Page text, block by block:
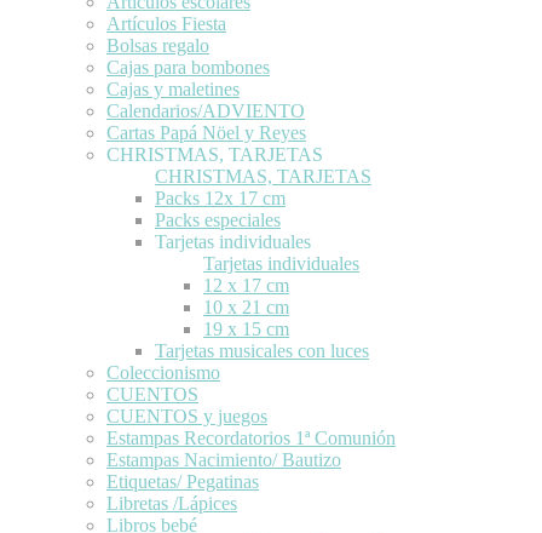
Artículos Fiesta
Bolsas regalo
Cajas para bombones
Cajas y maletines
Calendarios/ADVIENTO
Cartas Papá Nöel y Reyes
CHRISTMAS, TARJETAS
CHRISTMAS, TARJETAS
Packs 12x 17 cm
Packs especiales
Tarjetas individuales
Tarjetas individuales
12 x 17 cm
10 x 21 cm
19 x 15 cm
Tarjetas musicales con luces
Coleccionismo
CUENTOS
CUENTOS y juegos
Estampas Recordatorios 1ª Comunión
Estampas Nacimiento/ Bautizo
Etiquetas/ Pegatinas
Libretas /Lápices
Libros bebé